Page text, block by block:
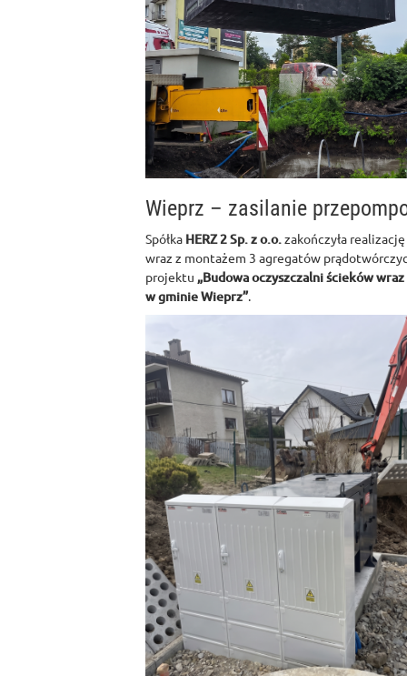
Wieprz – zasilanie
Spółka HERZ 2 Sp. z o.o.zakończyła
wraz z montażem 3 agregatów
projektu „Budowa oczyszczalni ścieków
w gminie Wieprz”.